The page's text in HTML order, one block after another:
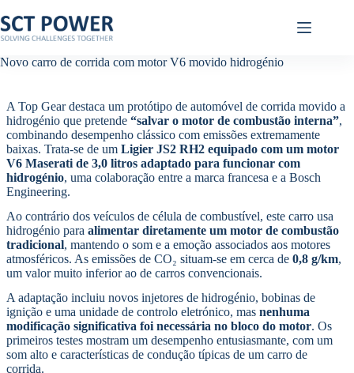
para
o
Novo carro de corrida com motor V6 movido hidrogénio
A Top Gear destaca um protótipo de automóvel de corrida movido a
hidrogénio que pretende “salvar o motor de combustão interna”,
combinando desempenho clássico com emissões extremamente
baixas. Trata-se de um Ligier JS2 RH2 equipado com um motor
V6 Maserati de 3,0 litros adaptado para funcionar com
hidrogénio, uma colaboração entre a marca francesa e a Bosch
Engineering.
Ao contrário dos veículos de célula de combustível, este carro usa
hidrogénio para alimentar diretamente um motor de combustão
tradicional, mantendo o som e a emoção associados aos motores
atmosféricos. As emissões de CO₂ situam-se em cerca de 0,8 g/km,
um valor muito inferior ao de carros convencionais.
A adaptação incluiu novos injetores de hidrogénio, bobinas de
ignição e uma unidade de controlo eletrónico, mas nenhuma
modificação significativa foi necessária no bloco do motor. Os
primeiros testes mostram um desempenho entusiasmante, com um
som alto e características de condução típicas de um carro de
corrida.